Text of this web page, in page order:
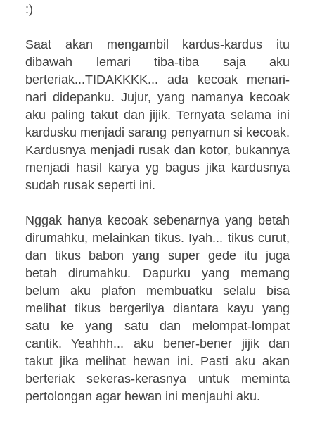
:)
Saat akan mengambil kardus-kardus itu
dibawah lemari tiba-tiba saja aku
berteriak...TIDAKKKK... ada kecoak menari-
nari didepanku. Jujur, yang namanya kecoak
aku paling takut dan jijik. Ternyata selama ini
kardusku menjadi sarang penyamun si kecoak.
Kardusnya menjadi rusak dan kotor, bukannya
menjadi hasil karya yg bagus jika kardusnya
sudah rusak seperti ini.
Nggak hanya kecoak sebenarnya yang betah
dirumahku, melainkan tikus. Iyah... tikus curut,
dan tikus babon yang super gede itu juga
betah dirumahku. Dapurku yang memang
belum aku plafon membuatku selalu bisa
melihat tikus bergerilya diantara kayu yang
satu ke yang satu dan melompat-lompat
cantik. Yeahhh... aku bener-bener jijik dan
takut jika melihat hewan ini. Pasti aku akan
berteriak sekeras-kerasnya untuk meminta
pertolongan agar hewan ini menjauhi aku.